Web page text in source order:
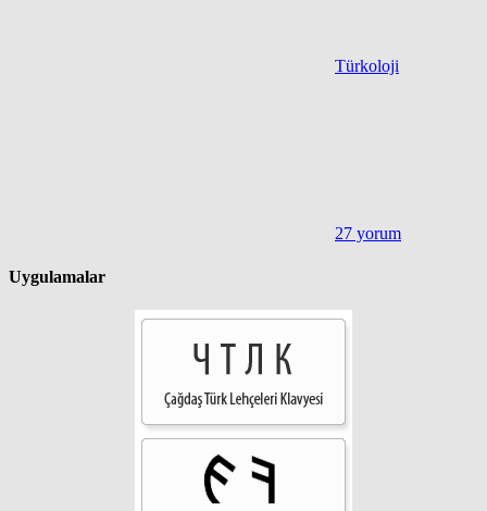
Türkoloji
27 yorum
Uygulamalar